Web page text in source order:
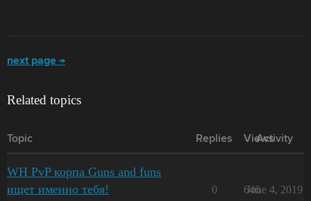
next page →
Related topics
Topic Replies Views
Activity
WH PvP корпа Guns and funs
ищет именно тебя!
0 646
June 4, 2019